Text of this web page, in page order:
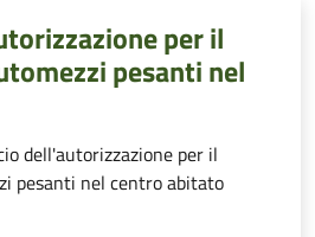
per il
pesanti nel
dell'autorizzazione per il
pesanti nel centro abitato